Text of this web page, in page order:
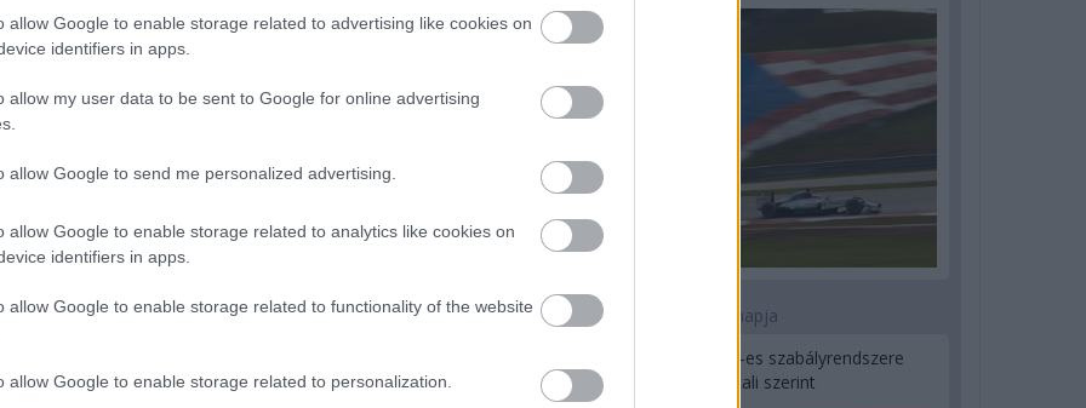
allow Google to enable storage related to advertising like cookies on
identifiers in apps.
allow my user data to be sent to Google for online advertising
allow Google to send me personalized advertising.
allow Google to enable storage related to analytics like cookies on
identifiers in apps.
allow Google to enable storage related to functionality of the website
allow Google to enable storage related to personalization.
leszavazták a támogatás nélkül
3 napja
Ilyen lehet a jövő F1-es szabályrendszere
Domenicali szerint